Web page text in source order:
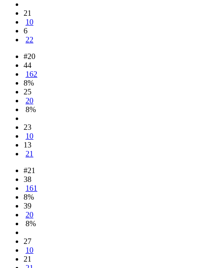
21
10
6
22
#20
44
162
8%
25
20
8%
23
10
13
21
#21
38
161
8%
39
20
8%
27
10
21